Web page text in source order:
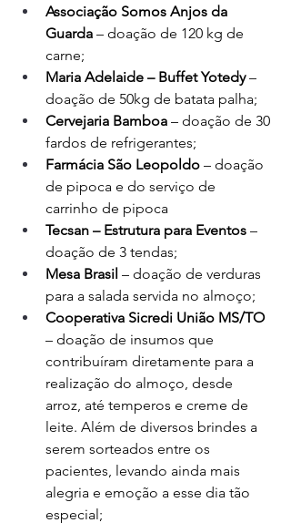
Associação Somos Anjos da
Guarda – doação de 120 kg de
carne;
Maria Adelaide – Buffet Yotedy –
doação de 50kg de batata palha;
Cervejaria Bamboa – doação de 30
fardos de refrigerantes;
Farmácia São Leopoldo – doação
de pipoca e do serviço de
carrinho de pipoca
Tecsan – Estrutura para Eventos –
doação de 3 tendas;
Mesa Brasil – doação de verduras
para a salada servida no almoço;
Cooperativa Sicredi União MS/TO
– doação de insumos que
contribuíram diretamente para a
realização do almoço, desde
arroz, até temperos e creme de
leite. Além de diversos brindes a
serem sorteados entre os
pacientes, levando ainda mais
alegria e emoção a esse dia tão
especial;